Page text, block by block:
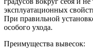
эксплуатационных
При правильной
особого ухода.
Преимущества вывесок: